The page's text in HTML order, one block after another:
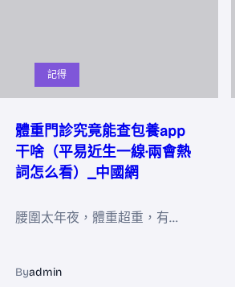
記得
體重門診究竟能查包養app
干啥（平易近生一線·兩會熱
詞怎么看）_中國網
腰圍太年夜，體重超重，有…
Byadmin